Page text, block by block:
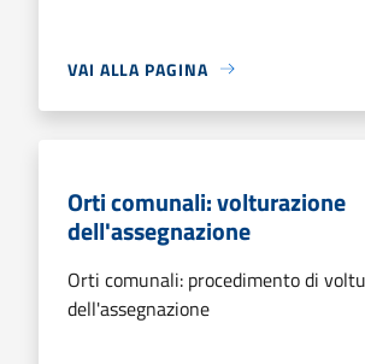
VAI ALLA PAGINA
Orti comunali: volturazione
dell'assegnazione
Orti comunali: procedimento di
dell'assegnazione